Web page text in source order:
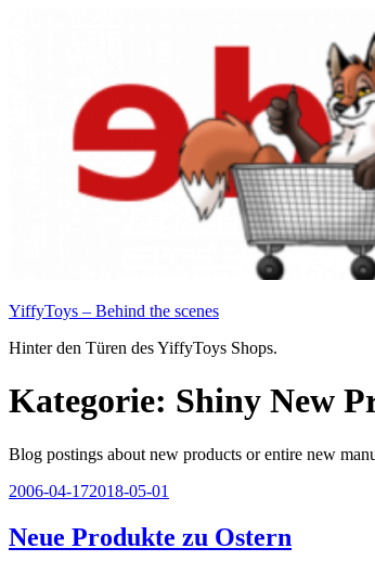
YiffyToys – Behind the scenes
Hinter den Türen des YiffyToys Shops.
Kategorie: Shiny New
Blog postings about new products or entire new
Veröffentlicht
2006-04-172018-05-01
Neue Produkte zu Ostern